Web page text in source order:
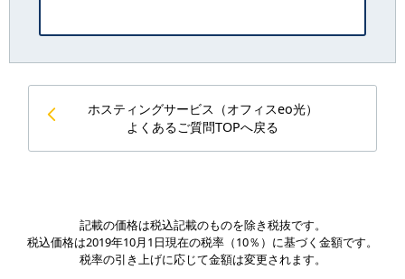
ホスティングサービス（オフィスeo光）
よくあるご質問TOPへ戻る
記載の価格は税込記載のものを除き税抜です。
税込価格は2019年10月1日現在の税率（10％）に基づく金額です。
税率の引き上げに応じて金額は変更されます。